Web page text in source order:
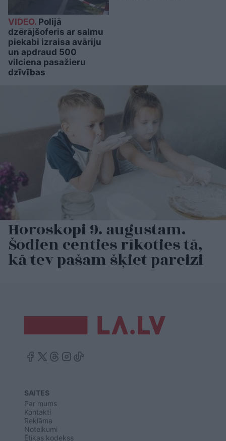
VIDEO. Polijā
dzērājšoferis ar salmu
piekabi izraisa avāriju
un apdraud 500
vilciena pasažieru
dzīvības
Horoskopi 9. augustam.
Šodien centies rīkoties tā,
kā tev pašam šķiet pareizi
SAITES
Par mums
Kontakti
Reklāma
Noteikumi
Ētikas kodekss